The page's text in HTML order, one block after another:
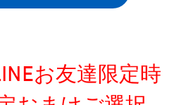
お友達限定時